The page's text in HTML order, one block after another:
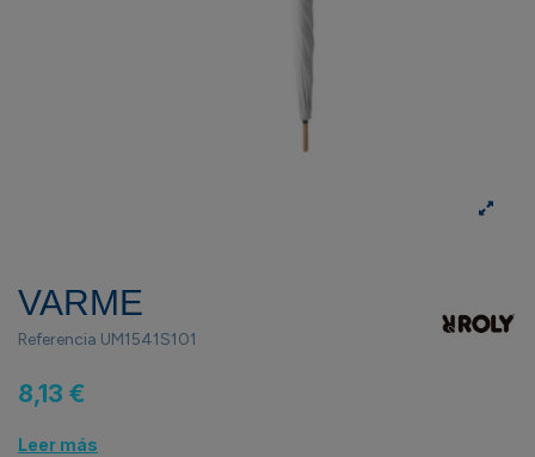
VARME
Referencia UM1541S101
8,13 €
Leer más